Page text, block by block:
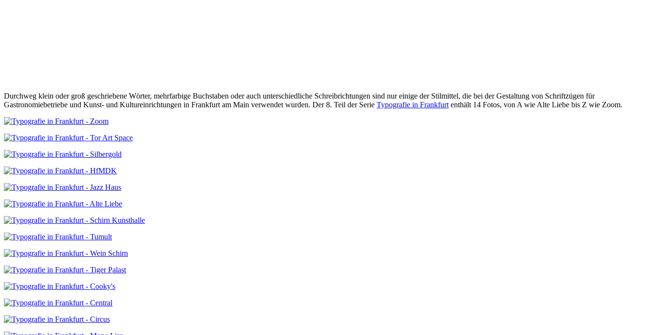
Durchweg klein oder groß geschriebene Wörter, mehrfarbige Buchstaben oder auch unterschiedliche Schreibrichtungen sind nur einige der Stilmittel, die bei der Gestaltung von Schriftzügen für
Gastronomiebetriebe und Kunst- und Kultureinrichtungen in Frankfurt am Main verwendet wurden. Der 8. Teil der Serie Typografie in Frankfurt enthält 14 Fotos, von A wie Alte Liebe bis Z wie Zoom.